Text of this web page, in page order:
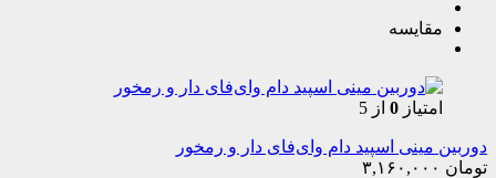
مقایسه
امتیاز 0 از 5
دوربین مینی اسپید دام وای‌فای دار و رمخور
تومان